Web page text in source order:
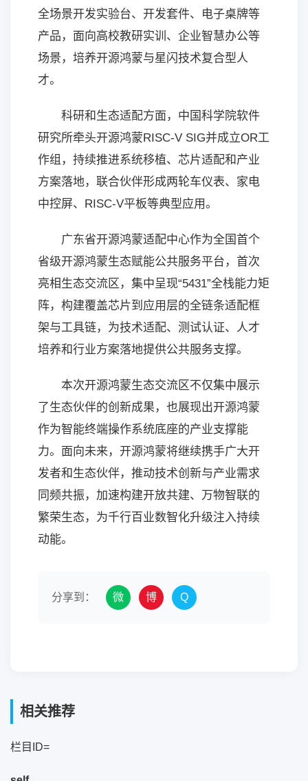
全场景开发实验台、开发套件、电子桌牌等
产品，面向高校教研实训、企业智慧办公等
场景，培养开源鸿蒙与星闪技术复合型人
才。
科研和生态适配方面，中国科学院软件
研究所牵头开源鸿蒙RISC-V SIG并成立OR工
作组，持续推进系统移植、芯片适配和产业
方案落地，联合伙伴形成两轮车仪表、家电
中控屏、RISC-V平板等典型应用。
广东省开源鸿蒙适配中心作为全国首个
省级开源鸿蒙生态赋能公共服务平台，首次
亮相生态交流区，集中呈现“5431”全栈能力矩
阵，构建覆盖芯片到应用层的全链条适配框
架与工具链，为技术适配、测试认证、人才
培养和行业方案落地提供公共服务支撑。
本次开源鸿蒙生态交流区不仅集中展示
了生态伙伴的创新成果，也展现出开源鸿蒙
作为智能终端操作系统底座的产业支撑能
力。面向未来，开源鸿蒙将继续携手广大开
发者和生态伙伴，推动技术创新与产业需求
同频共振，加速构建开放共建、万物智联的
繁荣生态，为千行百业数智化升级注入持续
动能。
分享到： 微 博 Q
相关推荐
栏目ID=